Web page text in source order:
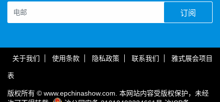
订阅
关于我们 使用条款 隐私政策 联系我们 雅式展会项目
表
版权所有 © www.epchinashow.com. 本网站内容受版权保护，未经